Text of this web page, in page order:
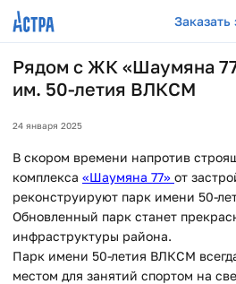
Заказать
Рядом с ЖК «Шаумяна
им. 50-летия ВЛКСМ
24 января 2025
В скором времени напротив
комплекса «Шаумяна 77» от
реконструируют парк имени 50-
Обновленный парк станет
инфраструктуры района.
Парк имени 50-летия ВЛКСМ
местом для занятий спортом на